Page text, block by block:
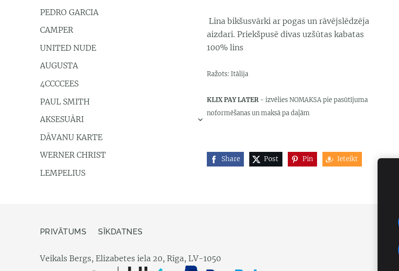
PEDRO GARCIA
CAMPER
UNITED NUDE
AUGUSTA
4CCCCEES
PAUL SMITH
AKSESUĀRI
›
DĀVANU KARTE
WERNER CHRIST
LEMPELIUS
Lina bikšusvārki ar pogas un rāvējslēdzēja
aizdari. Priekšpusē divas uzšūtas kabatas
100% lins
Ražots: Itālija
KLIX PAY LATER - izvēlies NOMAKSA pie pasūtījuma
noformēšanas un maksā pa daļām
Share Post Pin Ieteikt
PRIVĀTUMS SĪKDATNES
Veikals Bergs, Elizabetes iela 20, Rīga, LV-1050